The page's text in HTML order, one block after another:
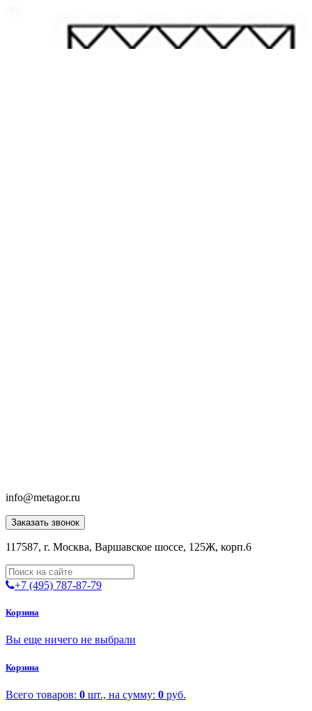
info@metagor.ru
Заказать звонок
117587, г. Москва, Варшавское шоссе, 125Ж, корп.6
+7 (495) 787-87-79
Корзина
Вы еще ничего не выбрали
Корзина
Всего товаров: 0 шт., на сумму: 0 руб.